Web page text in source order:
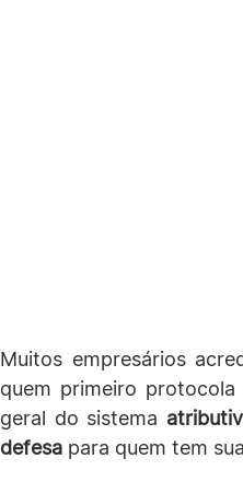
Muitos empresários
quem primeiro
geral do sistema
defesa para quem tem